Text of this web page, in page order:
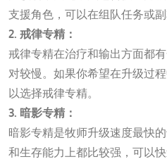
支援角色，可以在组队任务或副
2. 戒律专精：
戒律专精在治疗和输出方面都
对较慢。如果你希望在升级过
以选择戒律专精。
3. 暗影专精：
暗影专精是牧师升级速度最快
和生存能力上都比较强，可以